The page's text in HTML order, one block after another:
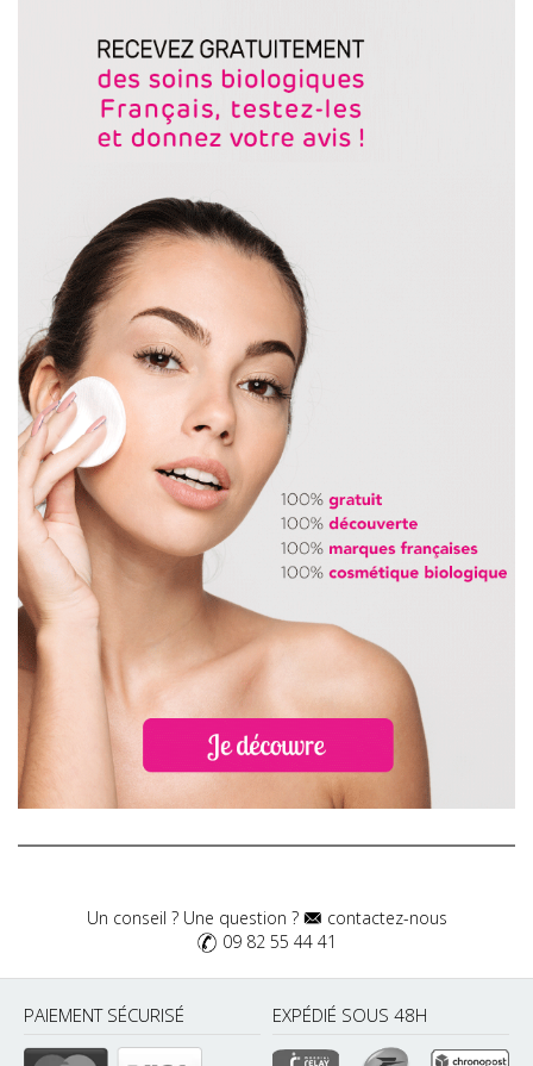
Un conseil ? Une question ?
contactez-nous
09 82 55 44 41
PAIEMENT SÉCURISÉ EXPÉDIÉ SOUS 48H